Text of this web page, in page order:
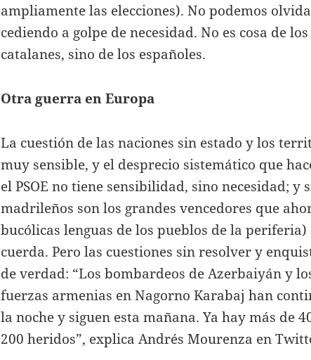
ampliamente las elecciones). No podemos
cediendo a golpe de necesidad. No es cosa de
catalanes, sino de los españoles.
Otra guerra en Europa
La cuestión de las naciones sin estado y los
muy sensible, y el desprecio sistemático que
el PSOE no tiene sensibilidad, sino necesidad; y
madrileños son los grandes vencedores que
bucólicas lenguas de los pueblos de la
cuerda. Pero las cuestiones sin resolver y
de verdad: “Los bombardeos de Azerbaiyán y
fuerzas armenias en Nagorno Karabaj han
la noche y siguen esta mañana. Ya hay más de
200 heridos”, explica Andrés Mourenza en